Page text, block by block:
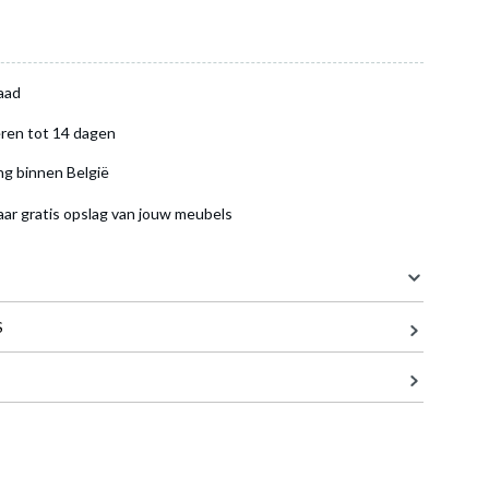
tot 14 dagen
binnen België
gratis opslag van jouw meubels
76 cm